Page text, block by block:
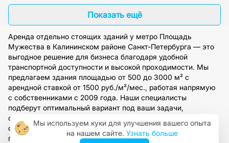
Показать ещё
Аренда отдельно стоящих зданий у метро Площадь
Мужества в Калининском районе Санкт-Петербурга — это
выгодное решение для бизнеса благодаря удобной
транспортной доступности и высокой проходимости. Мы
предлагаем здания площадью от 500 до 3000 м² с
арендной ставкой от 1500 руб./м²/мес., работая напрямую
с собственниками с 2009 года. Наши специалисты
подберут оптимальный вариант под ваши задачи,
организуют просмотр и предоставят полное юридическое
сопровождение. Оставьте заявку на сайте, чтобы получить
персональную консультацию и доступ к актуальной базе
Мы используем куки для улучшения вашего опыта
на нашем сайте. Узнать больше